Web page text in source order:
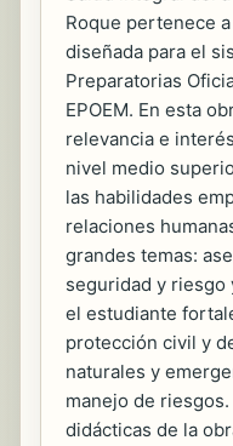
Roque pertenece
diseñada para el
Preparatorias
EPOEM. En esta
relevancia e
nivel medio
las habilidades
relaciones
grandes temas:
seguridad y riesgo
el estudiante
protección civil y
naturales y
manejo de
didácticas de la